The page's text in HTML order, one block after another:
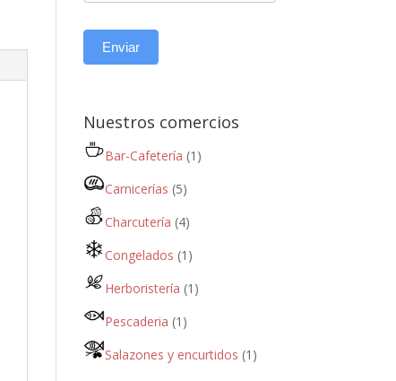
Enviar
Nuestros comercios
Bar-Cafetería (1)
Carnicerías (5)
Charcutería (4)
Congelados (1)
Herboristería (1)
Pescaderia (1)
Salazones y encurtidos (1)